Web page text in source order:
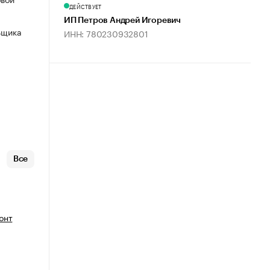
Все
ДЕЙСТВУЕТ
ИП Петров Андрей Игоревич
ИНН: 780230932801